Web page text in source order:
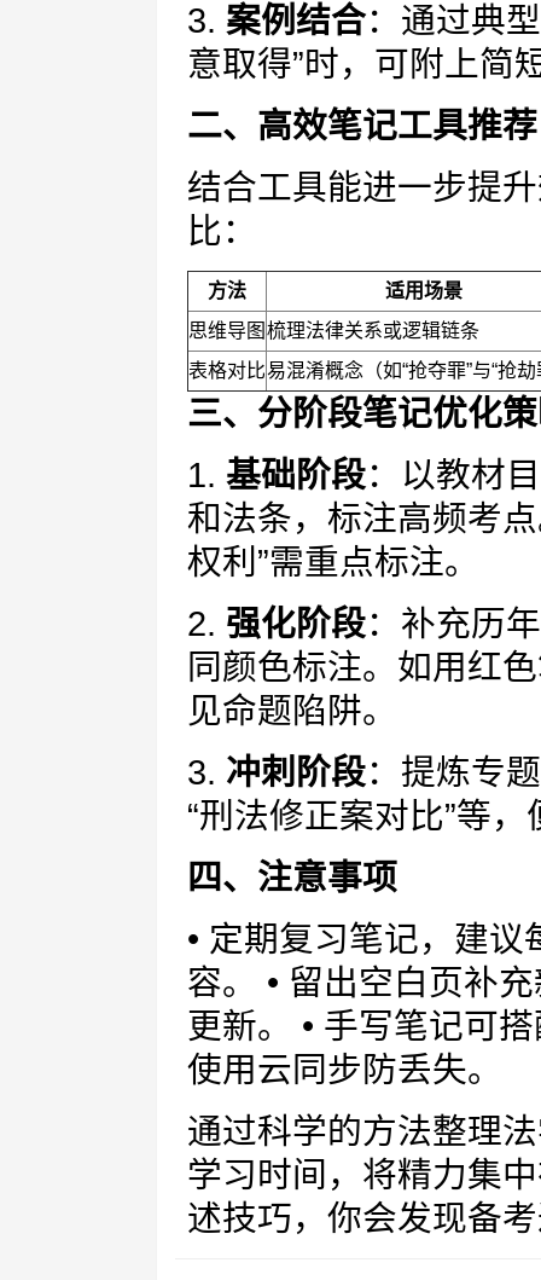
3. 案例结合：通过典
意取得”时，可附上简
二、高效笔记工具推荐
结合工具能进一步提
比：
方法
适用场景
思维导图 梳理法律关系或逻辑链条
表格对比易混淆概念（如“抢夺罪”与“抢劫
三、分阶段笔记优化
1. 基础阶段：以教材
和法条，标注高频考
权利”需重点标注。
2. 强化阶段：补充历
同颜色标注。如用红
见命题陷阱。
3. 冲刺阶段：提炼专
“刑法修正案对比”等
四、注意事项
• 定期复习笔记，建
容。 • 留出空白页补
更新。 • 手写笔记可
使用云同步防丢失。
通过科学的方法整理
学习时间，将精力集
述技巧，你会发现备